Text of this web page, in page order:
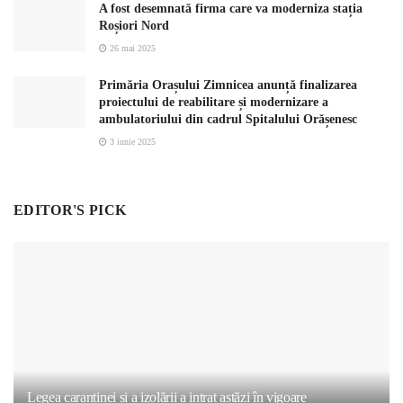
A fost desemnată firma care va moderniza stația
Roșiori Nord
26 mai 2025
Primăria Orașului Zimnicea anunță finalizarea
proiectului de reabilitare și modernizare a
ambulatoriului din cadrul Spitalului Orășenesc
3 iunie 2025
EDITOR'S PICK
Legea carantinei și a izolării a intrat astăzi în vigoare